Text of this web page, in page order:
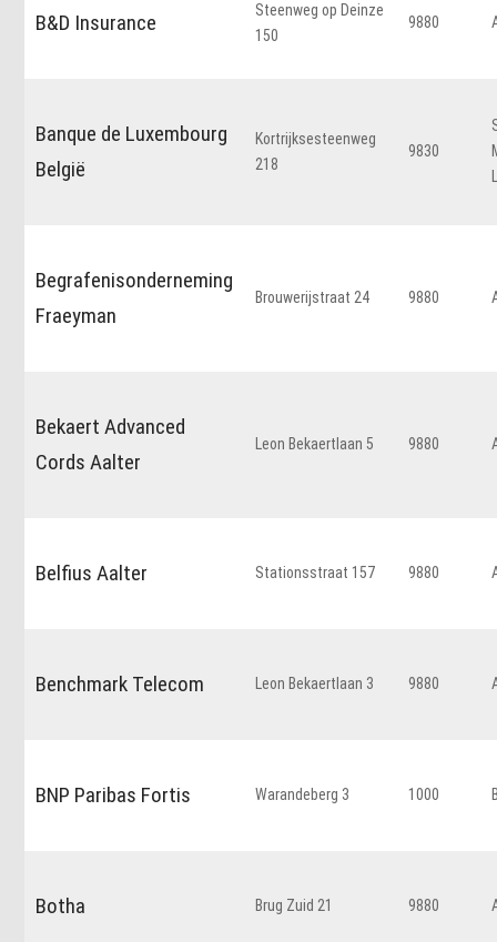
B&D Insurance
Steenweg op Deinze
150
9880
Banque de Luxembourg
België
Kortrijksesteenweg
218
9830
Begrafenisonderneming
Fraeyman
Brouwerijstraat 24 9880
Bekaert Advanced
Cords Aalter
Leon Bekaertlaan 5 9880
Belfius Aalter Stationsstraat 157 9880
Benchmark Telecom Leon Bekaertlaan 3 9880
BNP Paribas Fortis Warandeberg 3 1000
Botha Brug Zuid 21 9880